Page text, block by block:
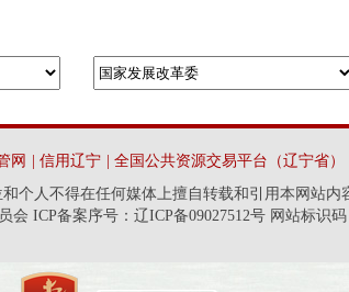
网 信用辽宁
全国公共资源交易平台（辽宁省）
个人不得在任何媒体上擅自转载和引用本网站内
ICP备案序号：辽ICP备09027512号 网站标识码